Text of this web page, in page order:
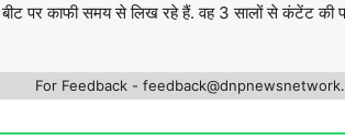
बीट पर काफी समय से लिख रहे हैं. वह 3 सालों से कंटेंट की
For Feedback -